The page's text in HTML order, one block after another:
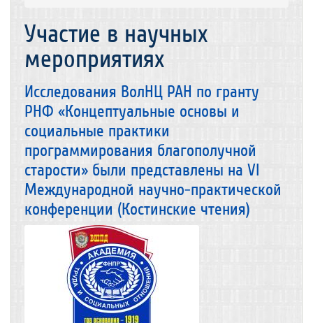
Участие в научных
мероприятиях
Исследования ВолНЦ РАН по гранту
РНФ «Концептуальные основы и
социальные практики
программирования благополучной
старости» были представлены на VI
Международной научно-практической
конференции (Костинские чтения)